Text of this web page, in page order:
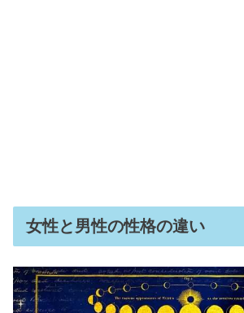
女性と男性の性格の違い